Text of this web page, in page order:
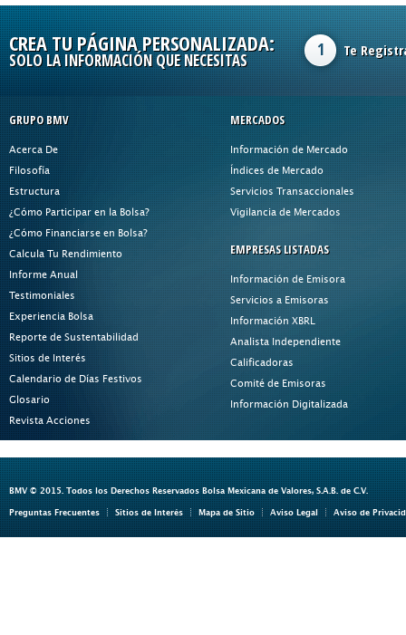
CREA TU PÁGINA PERSONALIZADA:
SOLO LA INFORMACIÓN QUE NECESITAS
1 Te
GRUPO BMV
Acerca De
Filosofía
Estructura
¿Cómo Participar en la Bolsa?
¿Cómo Financiarse en Bolsa?
Calcula Tu Rendimiento
Informe Anual
Testimoniales
Experiencia Bolsa
Reporte de Sustentabilidad
Sitios de Interés
Calendario de Días Festivos
Glosario
Revista Acciones
MERCADOS
Información de Mercado
Índices de Mercado
Servicios Transaccionales
Vigilancia de Mercados
EMPRESAS LISTADAS
Información de Emisora
Servicios a Emisoras
Información XBRL
Analista Independiente
Calificadoras
Comité de Emisoras
Información Digitalizada
BMV © 2015. Todos los Derechos Reservados Bolsa Mexicana de Valores, S.A.B. de C.V.
Preguntas Frecuentes Sitios de Interés Mapa de Sitio Aviso Legal Aviso de